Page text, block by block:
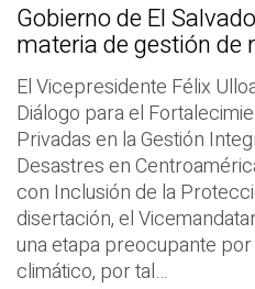
Gobierno de El
materia de gestión de
El Vicepresidente Félix
Diálogo para el
Privadas en la Gestión
Desastres en
con Inclusión de la
disertación, el
una etapa preocupante
climático, por tal…